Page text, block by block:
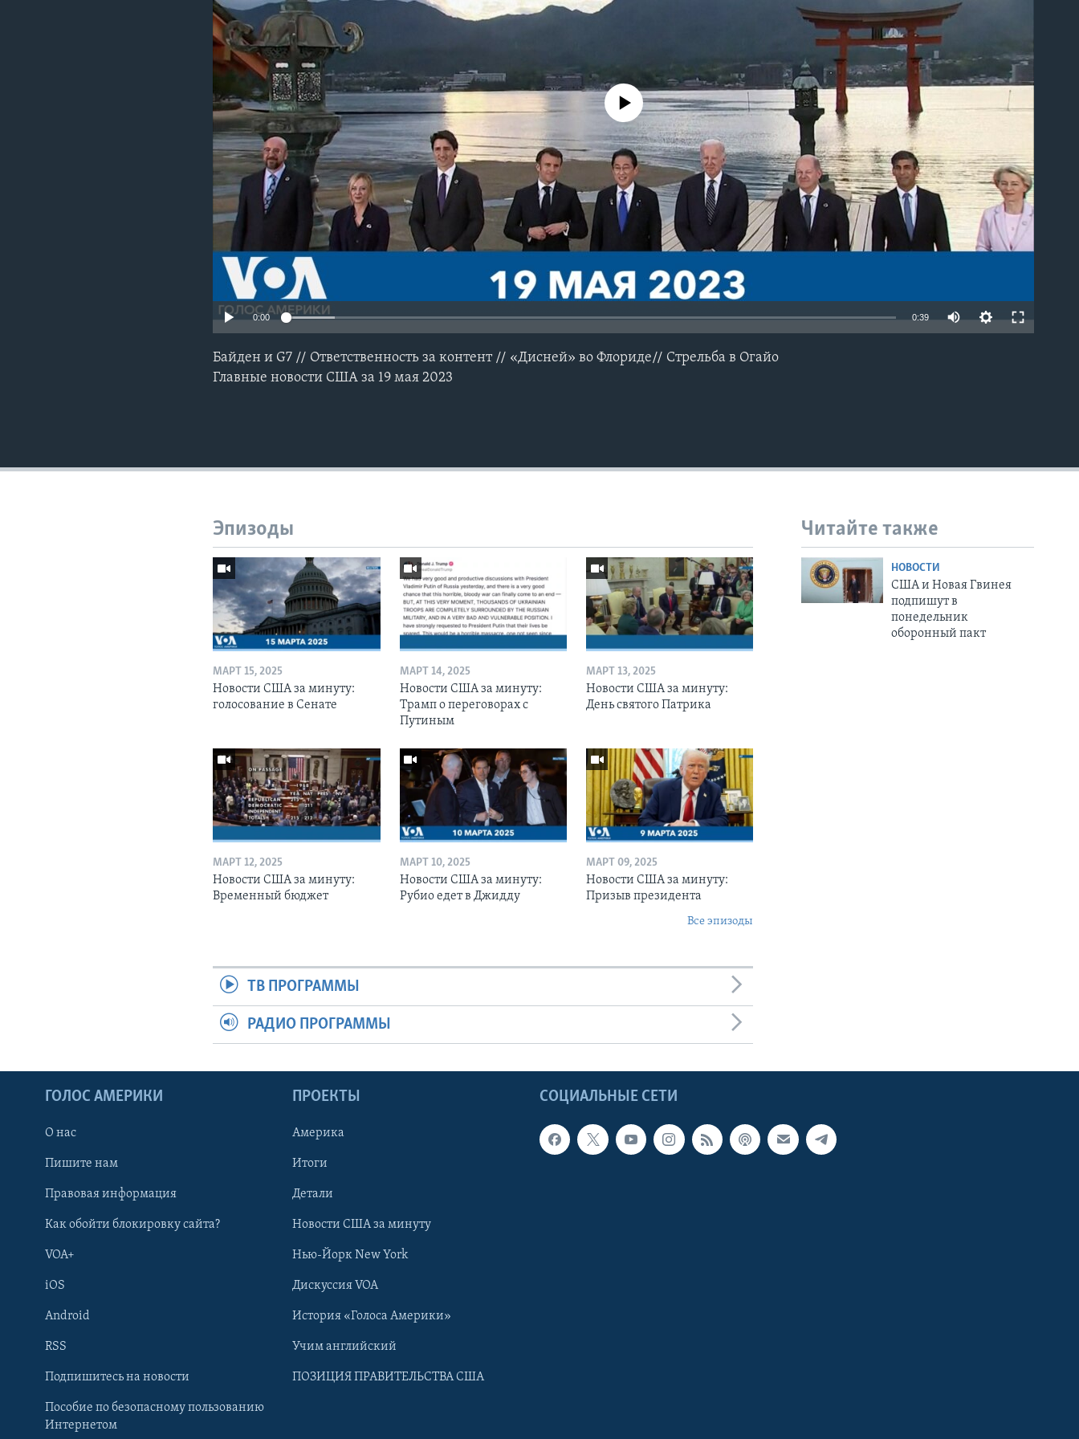
Learning English
No media source currently available
0:00 0:39
Байден и G7 // Ответственность за контент // «Дисней» во Флориде// Стрельба в Огайо
Главные новости США за 19 мая 2023
Читайте также
НОВОСТИ
США и Новая Гвинея
подпишут в
понедельник
оборонный пакт
Эпизоды
МАРТ 15, 2025
Новости США за минуту:
голосование в Сенате
МАРТ 14, 2025
Новости США за минуту:
Трамп о переговорах с
Путиным
МАРТ 13, 2025
Новости США за минуту:
День святого Патрика
МАРТ 12, 2025
Новости США за минуту:
Временный бюджет
МАРТ 10, 2025
Новости США за минуту:
Рубио едет в Джидду
МАРТ 09, 2025
Новости США за минуту:
Призыв президента
Все эпизоды
ТВ ПРОГРАММЫ
РАДИО ПРОГРАММЫ
СОЦИАЛЬНЫЕ СЕТИ
ГОЛОС АМЕРИКИ
О нас
Пишите нам
Правовая информация
Как обойти блокировку сайта?
VOA+
iOS
Android
RSS
Подпишитесь на новости
Пособие по безопасному пользованию
Интернетом
ПРОЕКТЫ
Америка
Итоги
Детали
Новости США за минуту
Нью-Йорк New York
Дискуссия VOA
История «Голоса Америки»
Учим английский
ПОЗИЦИЯ ПРАВИТЕЛЬСТВА США